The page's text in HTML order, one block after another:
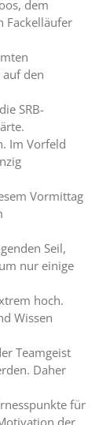
dem
Fackelläufer
den
SRB-
Im Vorfeld
Vormittag
Seil,
nur einige
hoch.
Wissen
Teamgeist
Daher
für